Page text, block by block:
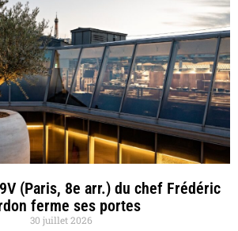
(Paris, 8e arr.) du chef Frédéric
ferme ses portes
30 juillet 2026